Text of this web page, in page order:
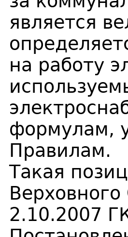
является
на работу
формулам,
Правилам.
Такая
2.10.2007